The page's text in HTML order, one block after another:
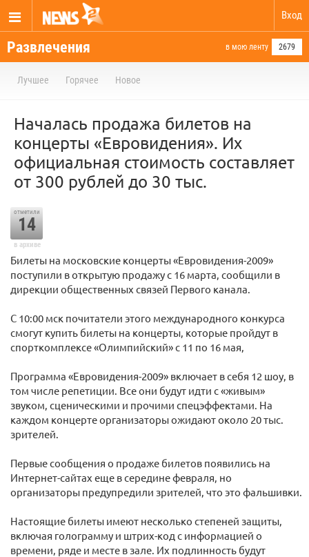
Вход
Развлечения в мою ленту 2679
Лучшее Горячее Новое
Началась продажа билетов на
концерты «Евровидения». Их
официальная стоимость составляет
от 300 рублей до 30 тыс.
отметили
14
в архиве
Билеты на московские концерты «Евровидения-2009»
поступили в открытую продажу с 16 марта, сообщили в
дирекции общественных связей Первого канала.
С 10:00 мск почитатели этого международного конкурса
смогут купить билеты на концерты, которые пройдут в
спорткомплексе «Олимпийский» с 11 по 16 мая,
Программа «Евровидения-2009» включает в себя 12 шоу, в
том числе репетиции. Все они будут идти с «живым»
звуком, сценическими и прочими спецэффектами. На
каждом концерте организаторы ожидают около 20 тыс.
зрителей.
Первые сообщения о продаже билетов появились на
Интернет-сайтах еще в середине февраля, но
организаторы предупредили зрителей, что это фальшивки.
Настоящие билеты имеют несколько степеней защиты,
включая голограмму и штрих-код с информацией о
времени, ряде и месте в зале. Их подлинность будут